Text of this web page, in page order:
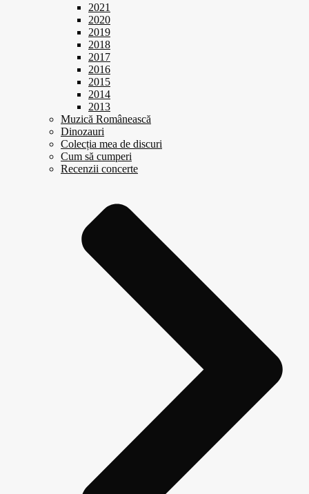
2021
2020
2019
2018
2017
2016
2015
2014
2013
Muzică Românească
Dinozauri
Colecția mea de discuri
Cum să cumperi
Recenzii concerte